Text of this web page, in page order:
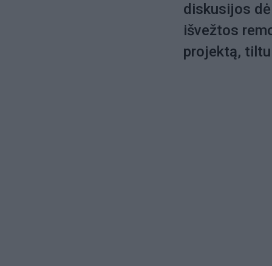
diskusijos
išvežtos
projektą,